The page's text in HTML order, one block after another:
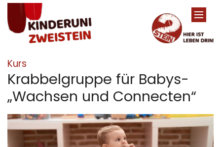
Zum Inhalt springen
Kurs
Krabbelgruppe für Babys-
„Wachsen und Connecten“